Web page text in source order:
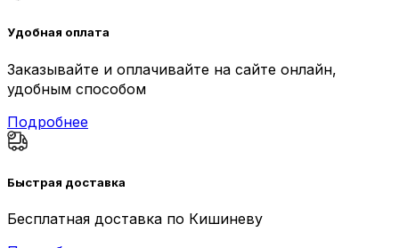
Удобная оплата
Заказывайте и оплачивайте на сайте онлайн,
удобным способом
Подробнее
Быстрая доставка
Бесплатная доставка по Кишиневу